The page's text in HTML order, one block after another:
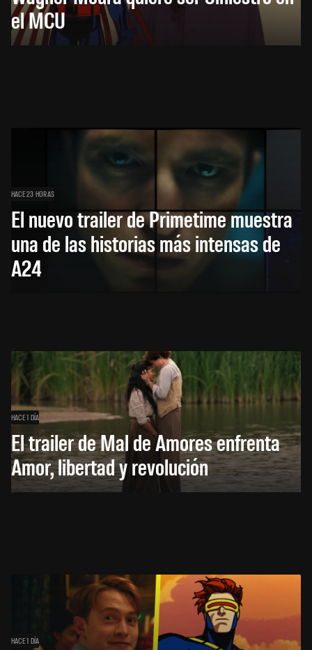
el MCU
HACE 23 HORAS
El nuevo trailer de Primetime muestra
una de las historias más intensas de
A24
HACE 1 DÍA
El trailer de Mal de Amores enfrenta
Amor, libertad y revolución
HACE 1 DÍA